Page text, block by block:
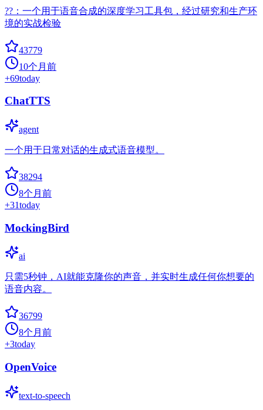
??：一个用于语音合成的深度学习工具包，经过研究和生产环
境的实战检验
43779
10个月前
+69today
ChatTTS
agent
一个用于日常对话的生成式语音模型。
38294
8个月前
+31today
MockingBird
ai
只需5秒钟，AI就能克隆你的声音，并实时生成任何你想要的
语音内容。
36799
8个月前
+3today
OpenVoice
text-to-speech